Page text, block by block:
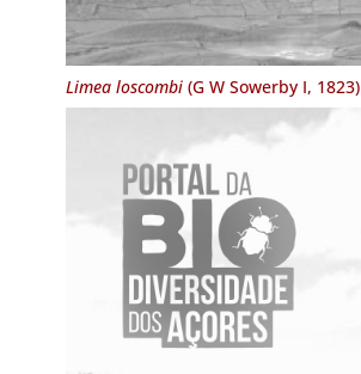
Limea loscombi(G W Sowerby I, 1823)